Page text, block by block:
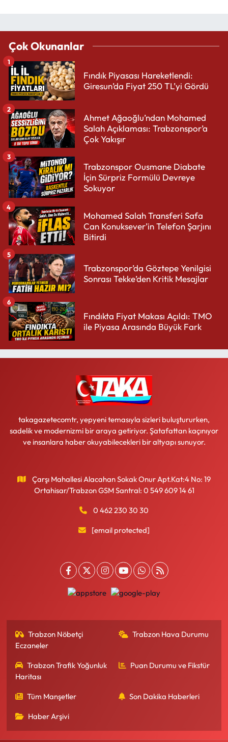
Çok Okunanlar
Fındık Piyasası Hareketlendi:
Giresun’da Fiyat 250 TL’yi Gördü
1
Ahmet Ağaoğlu’ndan Mohamed
Salah Açıklaması: Trabzonspor’a
Çok Yakışır
2
Trabzonspor Ousmane Diabate
İçin Sürpriz Formülü Devreye
Sokuyor
3
Mohamed Salah Transferi Safa
Can Konuksever’in Telefon Şarjını
Bitirdi
4
Trabzonspor’da Göztepe Yenilgisi
Sonrası Tekke’den Kritik Mesajlar
5
Fındıkta Fiyat Makası Açıldı: TMO
ile Piyasa Arasında Büyük Fark
6
takagazetecomtr, yepyeni temasıyla sizleri buluştururken,
sadelik ve modernizmi bir araya getiriyor. Şatafattan kaçınıyor
ve insanlara haber okuyabilecekleri bir altyapı sunuyor.
Çarşı Mahallesi Alacahan Sokak Onur Apt.Kat:4 No: 19
Ortahisar/Trabzon GSM Santral: 0 549 609 14 61
0 462 230 30 30
[email protected]
Trabzon Nöbetçi
Eczaneler
Trabzon Hava Durumu
Trabzon Trafik Yoğunluk
Haritası
Puan Durumu ve Fikstür
Tüm Manşetler Son Dakika Haberleri
Haber Arşivi